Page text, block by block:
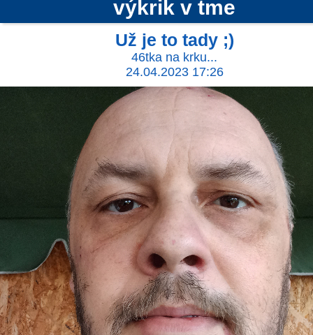
výkrik v tme
Už je to tady ;)
46tka na krku...
24.04.2023 17:26